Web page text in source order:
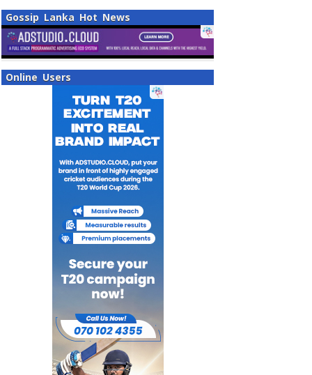
Gossip Lanka Hot News
Online Users